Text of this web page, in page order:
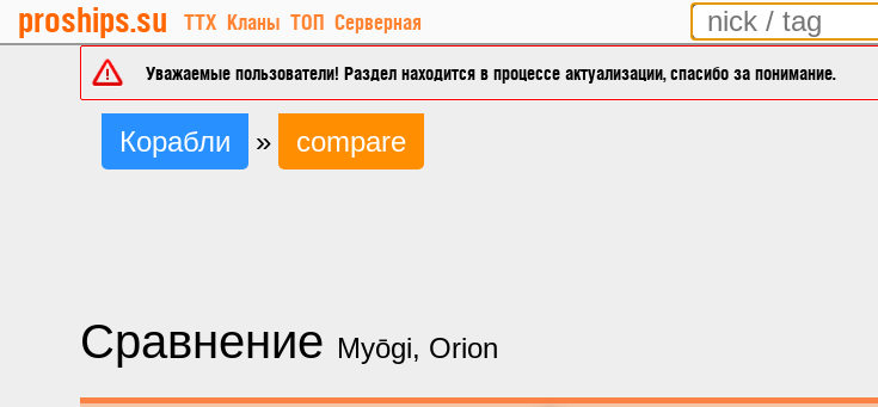
proships.su ТТХ Кланы ТОП Серверная
Уважаемые пользователи! Раздел находится в процессе актуализации, спасибо за понимание.
Корабли » compare
Сравнение Myōgi, Orion